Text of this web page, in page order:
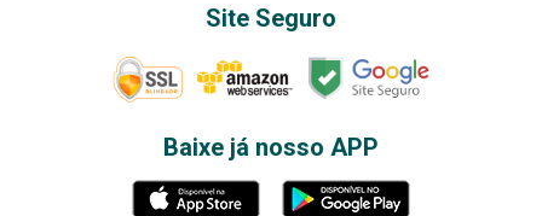
Site Seguro
Baixe já nosso APP